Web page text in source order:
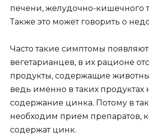
печени, желудочно-кишечного
Также это может говорить о
Часто такие симптомы
вегетарианцев, в их рационе
продукты, содержащие
ведь именно в таких продуктах
содержание цинка. Потому в
необходим прием препаратов,
содержат цинк.